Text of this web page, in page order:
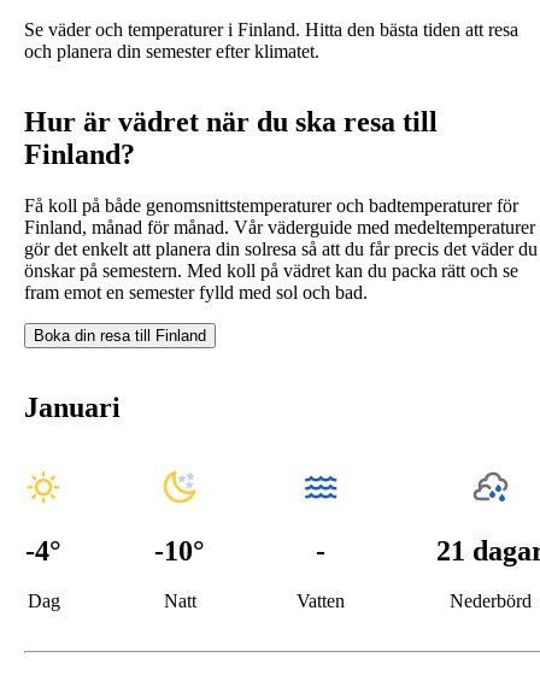
Se väder och temperaturer i Finland. Hitta den bästa tiden att resa
och planera din semester efter klimatet.
Hur är vädret när du ska resa till
Finland?
Få koll på både genomsnittstemperaturer och badtemperaturer för
Finland, månad för månad. Vår väderguide med medeltemperaturer
gör det enkelt att planera din solresa så att du får precis det väder du
önskar på semestern. Med koll på vädret kan du packa rätt och se
fram emot en semester fylld med sol och bad.
Boka din resa till Finland
Januari
-4°
Dag
-10°
Natt
-
Vatten
21
Nederbörd